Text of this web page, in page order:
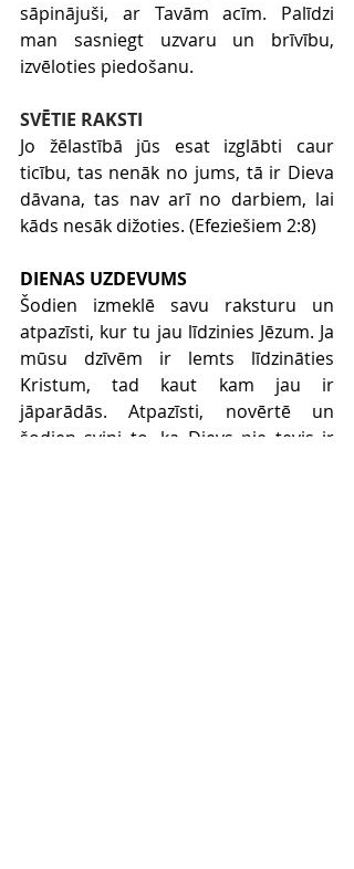
sāpinājuši, ar Tavām acīm. Palīdzi
man sasniegt uzvaru un brīvību,
izvēloties piedošanu.
SVĒTIE RAKSTI
Jo žēlastībā jūs esat izglābti caur
ticību, tas nenāk no jums, tā ir Dieva
dāvana, tas nav arī no darbiem, lai
kāds nesāk dižoties. (Efeziešiem 2:8)
DIENAS UZDEVUMS
Šodien izmeklē savu raksturu un
atpazīsti, kur tu jau līdzinies Jēzum. Ja
mūsu dzīvēm ir lemts līdzināties
Kristum, tad kaut kam jau ir
jāparādās. Atpazīsti, novērtē un
šodien svini to, ka Dievs pie tevis ir